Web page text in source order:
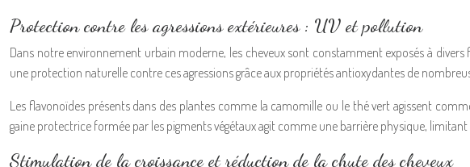
Protection contre les agressions extérieures : UV et pollution
Dans notre environnement urbain moderne, les cheveux sont constamment exposés à
une protection naturelle contre ces agressions grâce aux propriétés antioxydantes de
Les flavonoïdes présents dans des plantes comme la camomille ou le thé vert agissent
gaine protectrice formée par les pigments végétaux agit comme une barrière physique,
Stimulation de la croissance et réduction de la chute des cheveux